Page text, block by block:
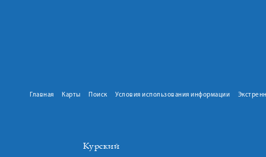
Главная Карты Поиск Условия использования информации
Курский